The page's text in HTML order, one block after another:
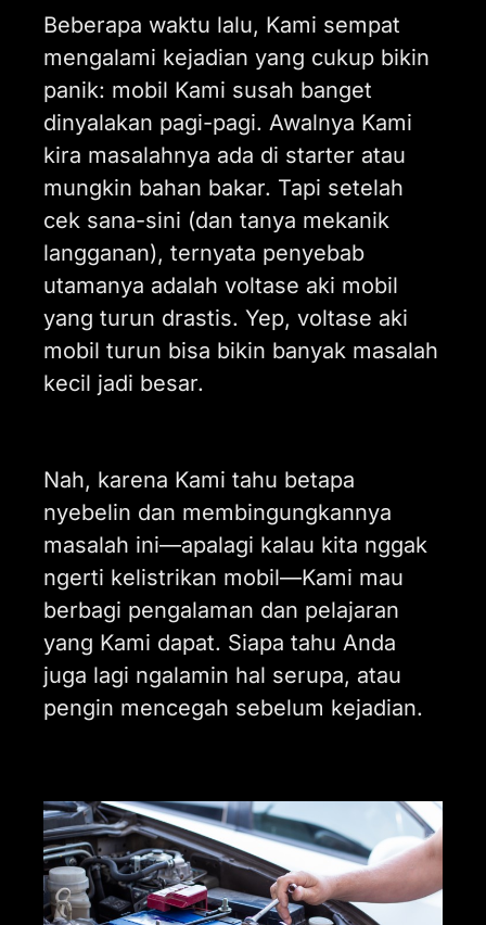
Beberapa waktu lalu, Kami sempat
mengalami kejadian yang cukup bikin
panik: mobil Kami susah banget
dinyalakan pagi-pagi. Awalnya Kami
kira masalahnya ada di starter atau
mungkin bahan bakar. Tapi setelah
cek sana-sini (dan tanya mekanik
langganan), ternyata penyebab
utamanya adalah voltase aki mobil
yang turun drastis. Yep, voltase aki
mobil turun bisa bikin banyak masalah
kecil jadi besar.
Nah, karena Kami tahu betapa
nyebelin dan membingungkannya
masalah ini—apalagi kalau kita nggak
ngerti kelistrikan mobil—Kami mau
berbagi pengalaman dan pelajaran
yang Kami dapat. Siapa tahu Anda
juga lagi ngalamin hal serupa, atau
pengin mencegah sebelum kejadian.